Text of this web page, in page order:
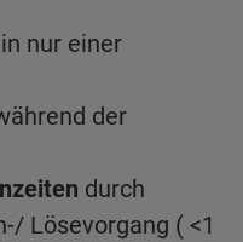
in nur einer
der
durch
Lösevorgang ( <1